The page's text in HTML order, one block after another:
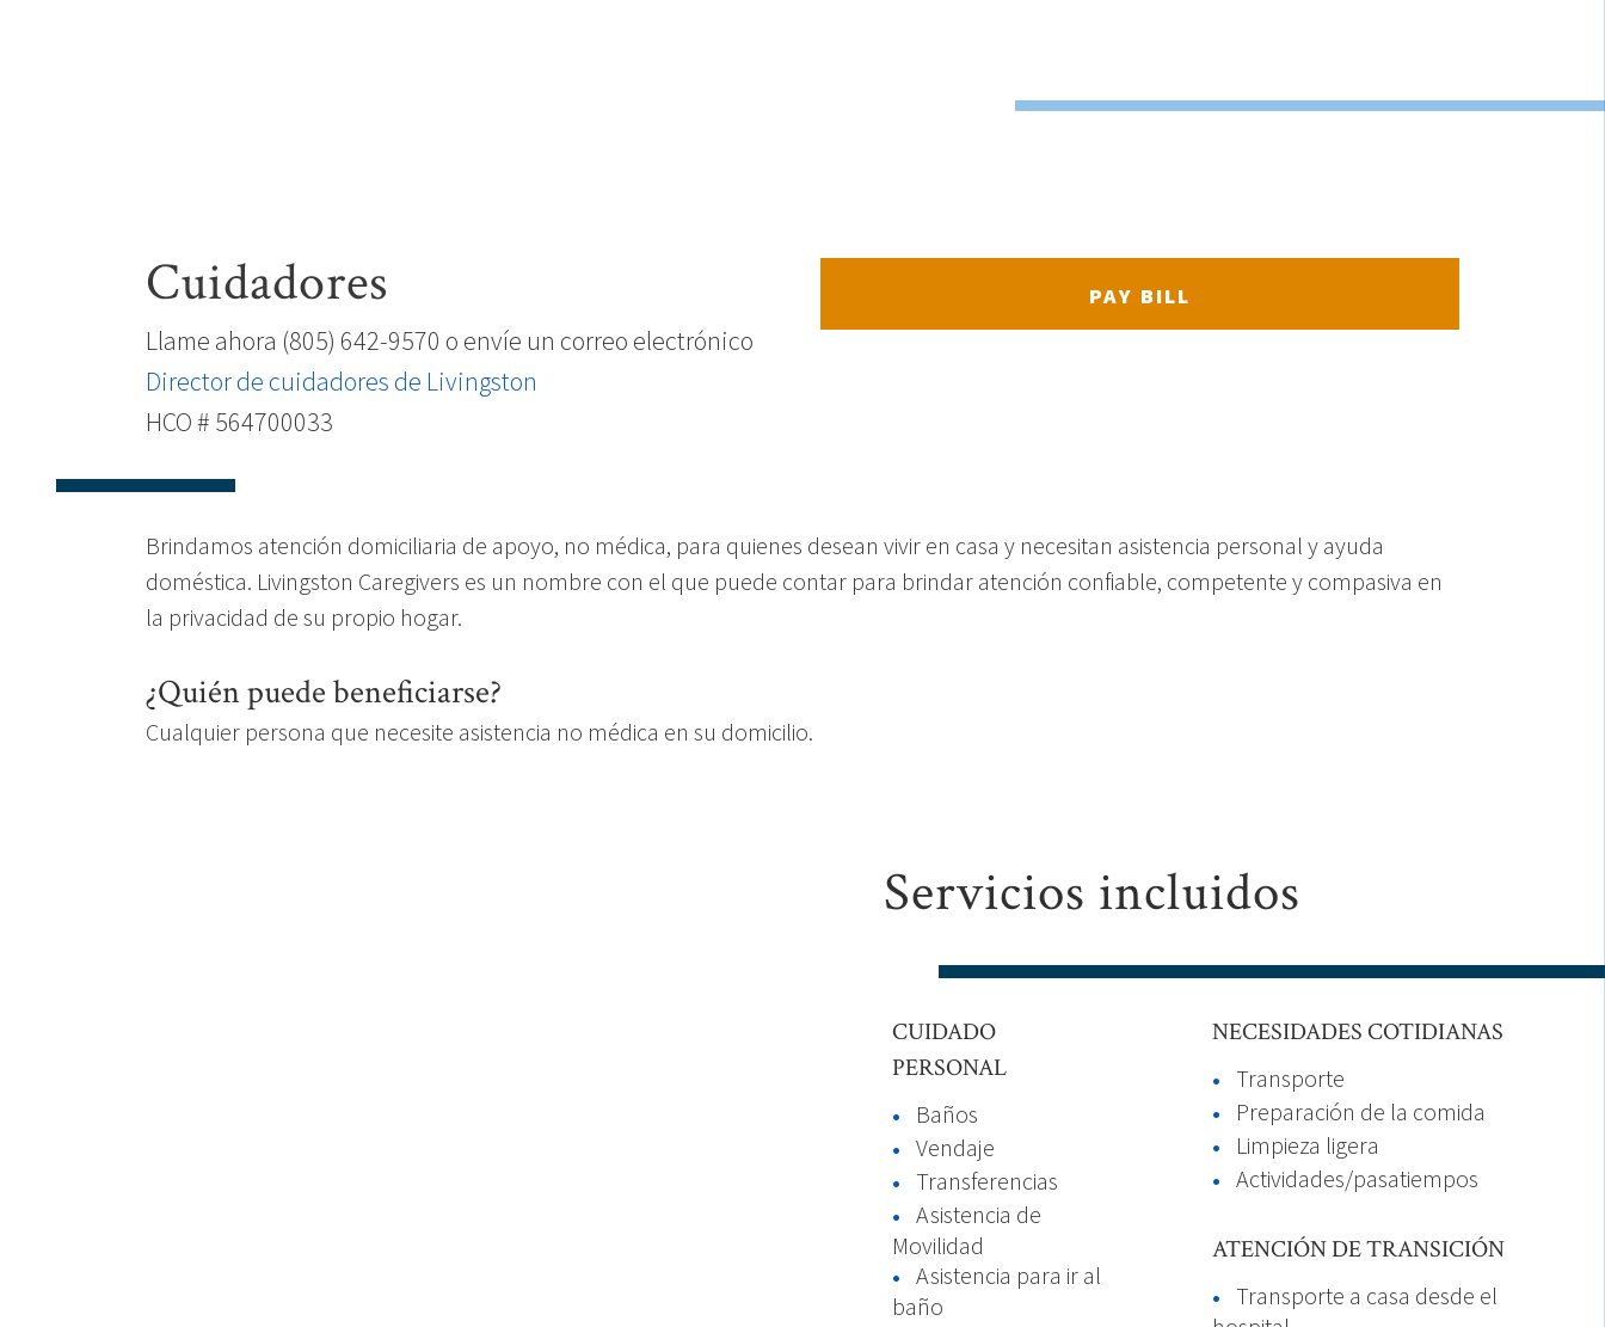
Cuidadores
Llame ahora (805) 642-9570 o envíe un correo electrónico
Director de cuidadores de Livingston
HCO # 564700033
PAY BILL
Brindamos atención domiciliaria de apoyo, no médica, para quienes desean vivir en casa y necesitan asistencia personal y ayuda
doméstica. Livingston Caregivers es un nombre con el que puede contar para brindar atención confiable, competente y compasiva en
la privacidad de su propio hogar.
¿Quién puede beneficiarse?
Cualquier persona que necesite asistencia no médica en su domicilio.
Servicios incluidos
CUIDADO
PERSONAL
Baños
Vendaje
Transferencias
Asistencia de
Movilidad
Asistencia para ir al
baño
NECESIDADES COTIDIANAS
Transporte
Preparación de la comida
Limpieza ligera
Actividades/pasatiempos
ATENCIÓN DE TRANSICIÓN
Transporte a casa desde el